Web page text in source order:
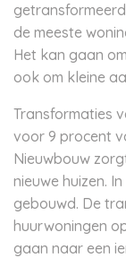
de meeste
Het kan gaan
ook om kleine
Transformaties
voor 9 procent
Nieuwbouw
nieuwe huizen.
gebouwd. De
huurwoningen
gaan naar een